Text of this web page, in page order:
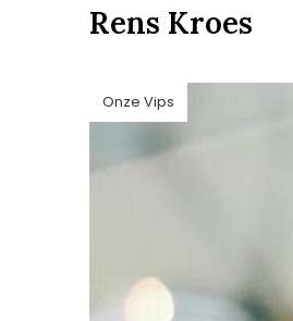
Rens Kroes
Onze Vips